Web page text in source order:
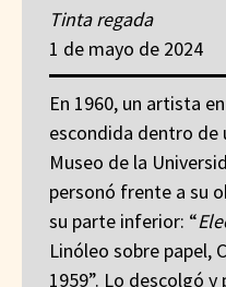
Tinta regada
1 de mayo de 2024
En 1960, un artista
escondida dentro de
Museo de la
personó frente a su
su parte inferior: “
Linóleo sobre papel,
1959”. Lo descolgó